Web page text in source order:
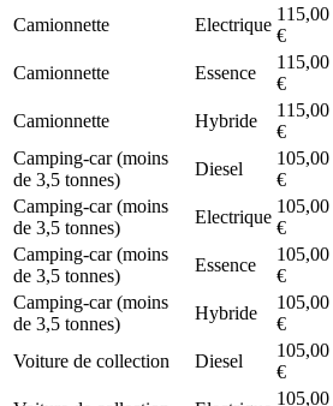
Camionnette Electrique
115,00
€
Camionnette Essence
115,00
€
Camionnette Hybride
115,00
€
Camping-car (moins
de 3,5 tonnes)
Diesel
105,00
€
Camping-car (moins
de 3,5 tonnes)
Electrique
105,00
€
Camping-car (moins
de 3,5 tonnes)
Essence
105,00
€
Camping-car (moins
de 3,5 tonnes)
Hybride
105,00
€
Voiture de collection Diesel
105,00
€
105,00